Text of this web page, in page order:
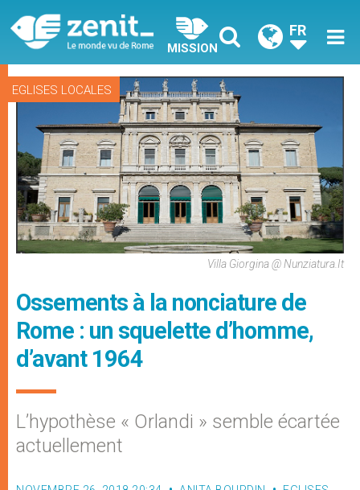
MISSION
FR
EGLISES LOCALES
Villa Giorgina @ Nunziatura.it
Ossements à la nonciature de
Rome : un squelette d’homme,
d’avant 1964
L’hypothèse « Orlandi » semble écartée
actuellement